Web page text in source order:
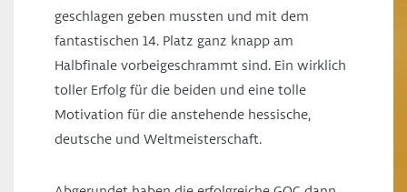
geschlagen geben mussten und mit dem
fantastischen 14. Platz ganz knapp am
Halbfinale vorbeigeschrammt sind. Ein wirklich
toller Erfolg für die beiden und eine tolle
Motivation für die anstehende hessische,
deutsche und Weltmeisterschaft.